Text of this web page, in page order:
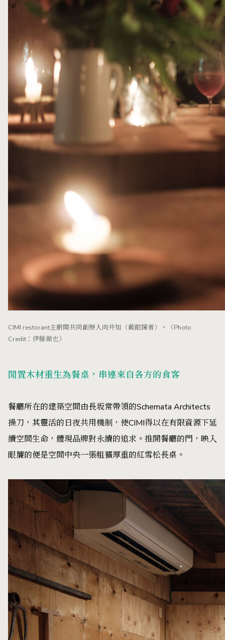
CIMI restorant主廚間共同創辦人向井知（戴眼鏡者）。（Photo
Credit：伊藤徹也）
閒置木材重生為餐桌，串連來自各方的食客
餐廳所在的建築空間由長坂常帶領的Schemata Architects
操刀，其靈活的日夜共用機制，使CIMI得以在有限資源下延
續空間生命，體現品牌對永續的追求。推開餐廳的門，映入
眼簾的便是空間中央一張粗獷厚重的紅雪松長桌。